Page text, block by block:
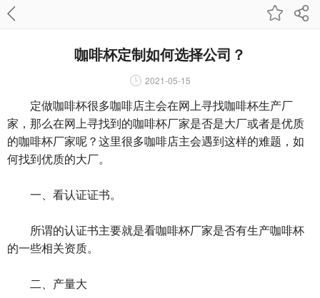
咖啡杯定制如何选择公司？
2021-05-15
定做咖啡杯很多咖啡店主会在网上寻找咖啡杯生产厂
家，那么在网上寻找到的咖啡杯厂家是否是大厂或者是优质
的咖啡杯厂家呢？这里很多咖啡店主会遇到这样的难题，如
何找到优质的大厂。
一、看认证证书。
所谓的认证书主要就是看咖啡杯厂家是否有生产咖啡杯
的一些相关资质。
二、产量大